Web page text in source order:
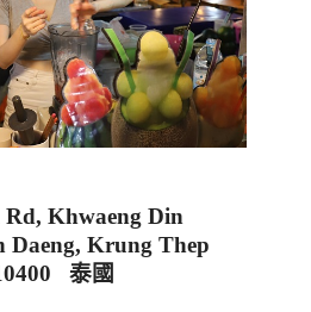
Rd, Khwaeng Din
Daeng, Krung Thep
泰國